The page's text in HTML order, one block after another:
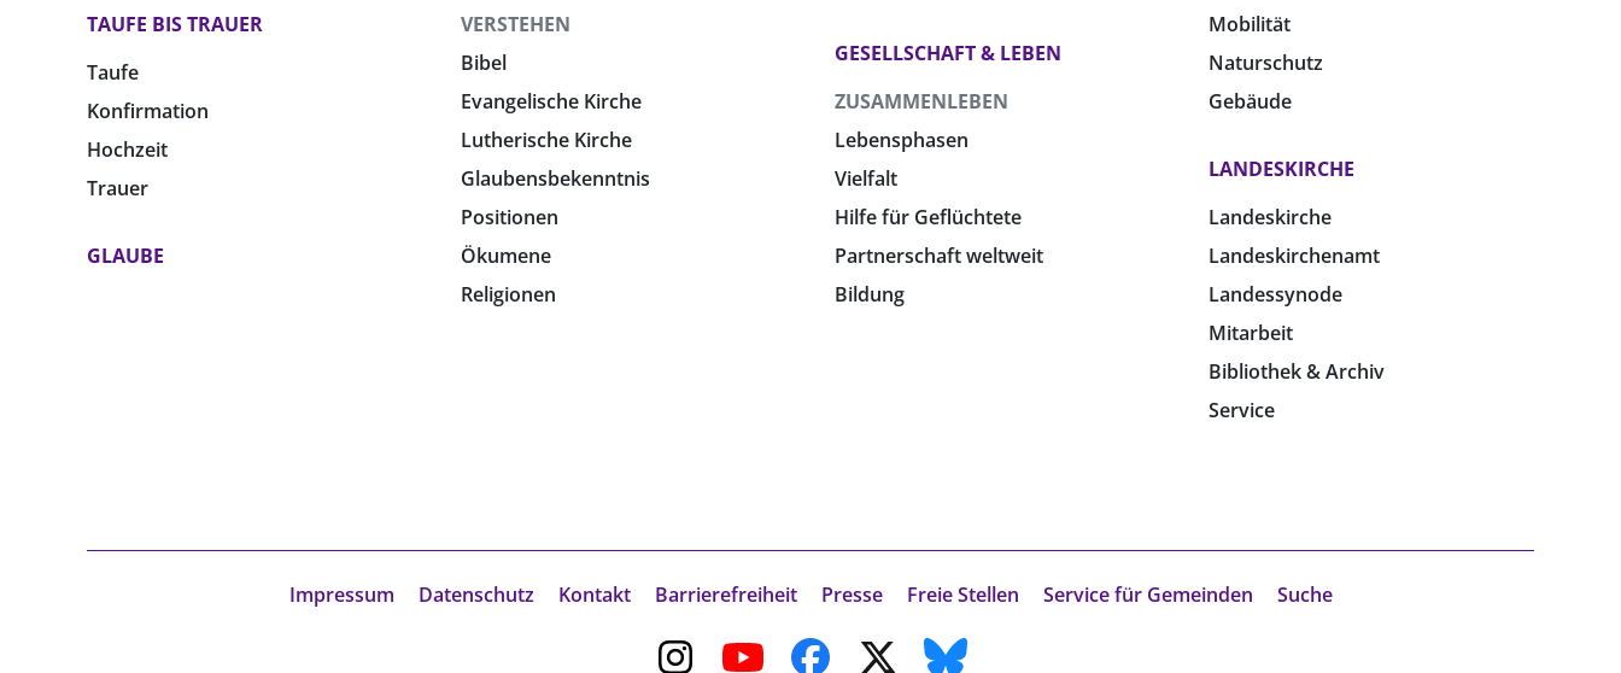
TAUFE BIS TRAUER
Taufe
Konfirmation
Hochzeit
Trauer
GLAUBE
VERSTEHEN
Bibel
Evangelische Kirche
Lutherische Kirche
Glaubensbekenntnis
Positionen
Ökumene
Religionen
GESELLSCHAFT & LEBEN
ZUSAMMENLEBEN
Lebensphasen
Vielfalt
Hilfe für Geflüchtete
Partnerschaft weltweit
Bildung
Mobilität
Naturschutz
Gebäude
LANDESKIRCHE
Landeskirche
Landeskirchenamt
Landessynode
Mitarbeit
Bibliothek & Archiv
Service
Impressum Datenschutz Kontakt Barrierefreiheit Presse Freie Stellen Service für Gemeinden Suche